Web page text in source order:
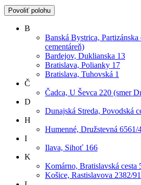
Povoliť polohu
B
Banská Bystrica, Partizánska
cementáreň)
Bardejov, Duklianska 13
Bratislava, Polianky 17
Bratislava, Tuhovská 1
Č
Čadca, U Ševca 220 (smer
D
Dunajská Streda, Povodská
H
Humenné, Družstevná 6561/
I
Ilava, Sihoť 166
K
Komárno, Bratislavská cesta
Košice, Rastislavova 2382/